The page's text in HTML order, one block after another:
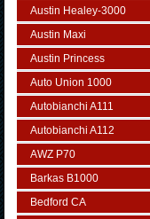
Austin Healey-3000
Austin Maxi
Austin Princess
Auto Union 1000
Autobianchi A111
Autobianchi A112
AWZ P70
Barkas B1000
Bedford CA